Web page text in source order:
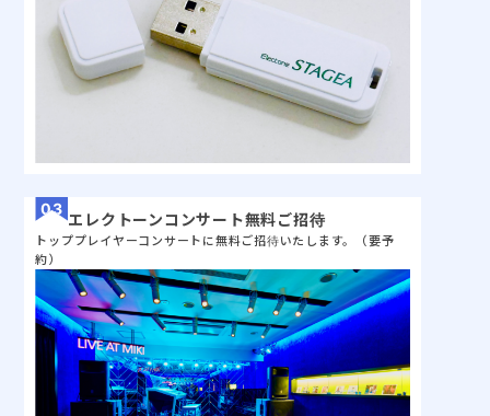
エレクトーンコンサート無料ご招待
トッププレイヤーコンサートに無料ご招待いたします。（要予
約）